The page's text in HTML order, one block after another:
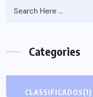
Categories
CLASSIFICADOS(1)